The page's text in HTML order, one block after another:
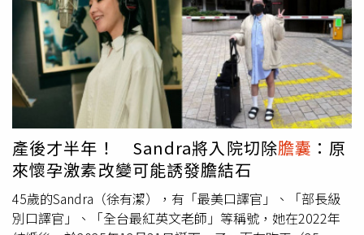
脂肪為主，有研究顯示，飽和脂肪攝取過多則可能增加壞膽
固醇，進而提升心血管疾病風險。Patton營養師指出，雖然
不建議完全避免攝取飽和脂肪，但在日常飲食中可盡量以不
飽和脂肪取代飽和脂肪。她也提醒，即使是較健康的油品，
脂肪含量仍較高，且日常飲食中也有不少食物同樣含有脂
肪，因此使用油品時仍須注意整體攝取量。喝油養生正夯
醫：勿隨意跟風！常見4大迷思一次看針對近年盛行的椰子
油養生熱潮，黃士維院長提醒，民眾不應忽視與「喝油養
生」有關的健康風險，尤其高血脂或有心血管疾病病史者、
正在服用降血脂藥物者、有 膽囊疾病或脂肪吸收障礙者，以
及老年族群更要多加留意。他也整理出4項常見迷思：1. 椰
產後才半年！ Sandra將入院切除膽囊 ：原
來懷孕激素改變可能誘發膽結石
45歲的Sandra（徐有潔），有「最美口譯官」、「部長級
別口譯官」、「全台最紅英文老師」等稱號，她在2022年